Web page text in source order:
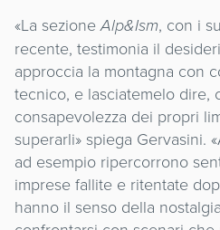
«La sezioneAlp&Ism, con i
recente, testimonia il
approccia la montagna con
tecnico, e lasciatemelo dire,
consapevolezza dei propri
superarli» spiega Gervasini.
ad esempio ripercorrono
imprese fallite e ritentate
hanno il senso della